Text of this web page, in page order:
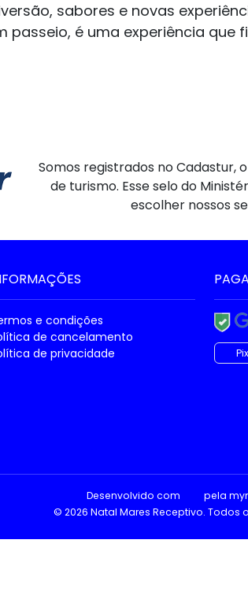
sabores e novas
passeio, é uma experiência que
Somos registrados no Cadastur, o
de turismo. Esse selo do
escolher nossos
e condições
de cancelamento
de privacidade
Pix
Desenvolvido com pela
© 2026 Natal Mares Receptivo. Todos